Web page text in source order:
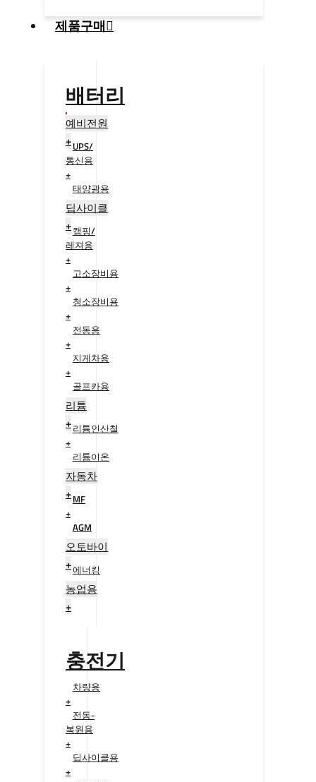
제품구매
배터리
예비전원
+UPS/
통신용
+
태양광용
+
딥사이클
+캠핑/
레져용
+
고소장비용
+
청소장비용
+
전동용
+
지게차용
+
골프카용
+
리튬
+리튬인산철
+
리튬이온
+
자동차
+MF
+
AGM
+
오토바이
+에너킹
+
농업용
+
충전기
차량용
+
전동-
복원용
+
딥사이클용
+